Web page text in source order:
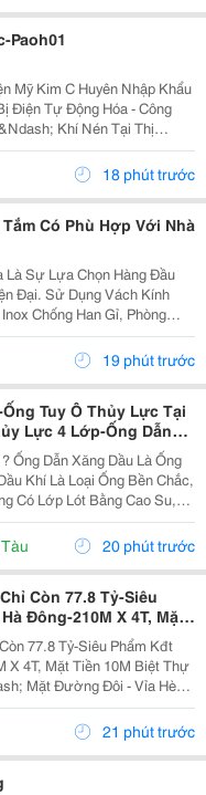
Paoh01
Mỹ Kim C Huyên Nhập Khẩu
Điện Tự Động Hóa - Công
Khí Nén Tại Thị
Yaskawa &Ndash;18 phút trước
Có Phù Hợp Với Nhà
Là Sự Lựa Chọn Hàng Đầu
Đại. Sử Dụng Vách Kính
Chống Han Gỉ, Phòng
Và Chịu Lực Tốt Mà Còn
Tự Nhiên, Đồng Thời Đảm
19 phút trước
Tuy Ô Thủy Lực Tại
Lực 4 Lớp-Ống Dẫn
Ống Đầu Thủy Lực
Ống Nối Thủy Lực- Cút
Cút Ống Thủy Lực-
Khí Là Loại Ống Bền Chắc,
Có Lớp Lót Bằng Cao Su,
Kế Để Vận Chuyển Nhiên
Toàn Như Xăng, Dầu...20 phút trước
Còn 77.8 Tỷ-Siêu
Đông-210M X 4T, Mặt
77.8 Tỷ-Siêu Phẩm Kđt
Mặt Tiền 10M Biệt Thự
Mặt Đường Đôi - Vỉa Hè
Cao Diện Tích:
Tầng Mặt Tiền: 10M ...21 phút trước